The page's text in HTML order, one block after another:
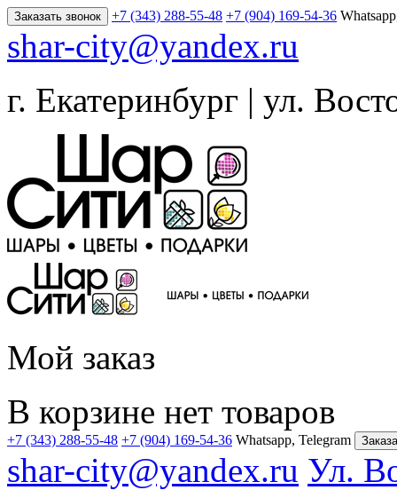
Заказать звонок +7 (343) 288-55-48 +7 (904) 169-54-36
shar-city@yandex.ru
г. Екатеринбург | ул.
Мой заказ
В корзине нет товаров
+7 (343) 288-55-48 +7 (904) 169-54-36 Whatsapp, Telegram
shar-city@yandex.ru Ул.